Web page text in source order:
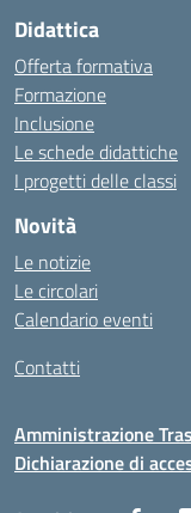
Didattica
Offerta formativa
Formazione
Inclusione
Le schede didattiche
I progetti delle classi
Novità
Le notizie
Le circolari
Calendario eventi
Contatti
Amministrazione
Dichiarazione di